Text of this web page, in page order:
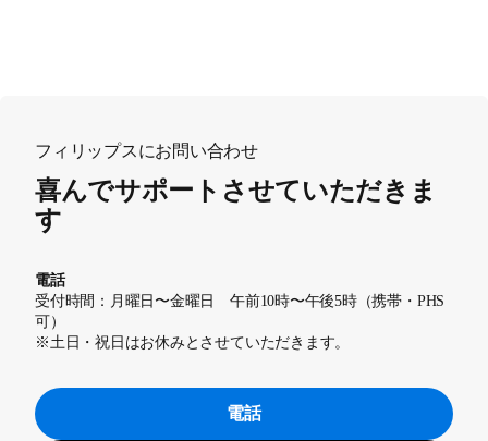
フィリップスにお問い合わせ
喜んでサポートさせていただきま
す
電話
受付時間：月曜日〜金曜日 午前10時〜午後5時（携帯・PHS
可）
※土日・祝日はお休みとさせていただきます。
電話